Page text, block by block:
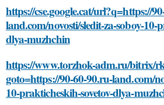
https://cse.google.cat/url?q=https://
land.com/novosti/sledit-za-soboy-10-
dlya-muzhchin
https://www.torzhok-adm.ru/bitrix/
goto=https://90-60-90.ru-land.com/
10-prakticheskih-sovetov-dlya-